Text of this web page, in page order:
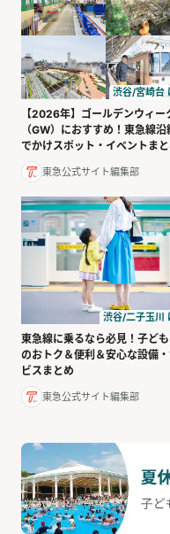
渋谷/宮崎台
【2026年】ゴールデンウィー
（GW）におすすめ！東急線沿
でかけスポット・イベントま
東急公式サイト編集部
渋谷/二子玉川
東急線に乗るなら必見！子ど
のおトク＆便利＆安心な設備
ビスまとめ
東急公式サイト編集部